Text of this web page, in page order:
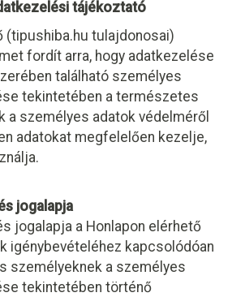
tájékoztató
(tipushiba.hu tulajdonosai)
fordít arra, hogy adatkezelése
található személyes
tekintetében a természetes
a személyes adatok védelméről
adatokat megfelelően kezelje,
jogalapja
jogalapja a Honlapon elérhető
igénybevételéhez kapcsolódóan
személyeknek a személyes
tekintetében történő